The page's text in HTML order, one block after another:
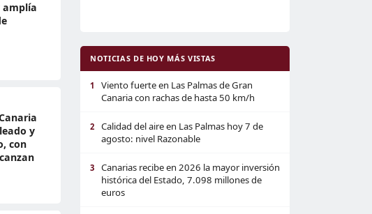
amplía
y
con
NOTICIAS DE HOY MÁS VISTAS
1
Viento fuerte en Las Palmas de Gran
Canaria con rachas de hasta 50 km/h
2
Calidad del aire en Las Palmas hoy 7 de
agosto: nivel Razonable
3
Canarias recibe en 2026 la mayor inversión
histórica del Estado, 7.098 millones de
euros